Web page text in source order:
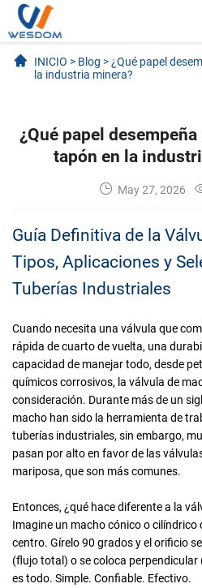
INICIO > Blog > ¿Qué papel
la industria minera?
¿Qué papel
tapón en la
May 27, 2026
Guía Definitiva de la
Tipos, Aplicaciones y
Tuberías Industriales
Cuando necesita una válvula que
rápida de cuarto de vuelta, una
capacidad de manejar todo, desde
químicos corrosivos, la válvula de
consideración. Durante más de un
macho han sido la herramienta de
tuberías industriales, sin embargo,
pasan por alto en favor de las
mariposa, que son más comunes.
Entonces, ¿qué hace diferente a la
Imagine un macho cónico o cilíndrico
centro. Gírelo 90 grados y el orificio
(flujo total) o se coloca perpendicular
es todo. Simple. Confiable. Efectivo.